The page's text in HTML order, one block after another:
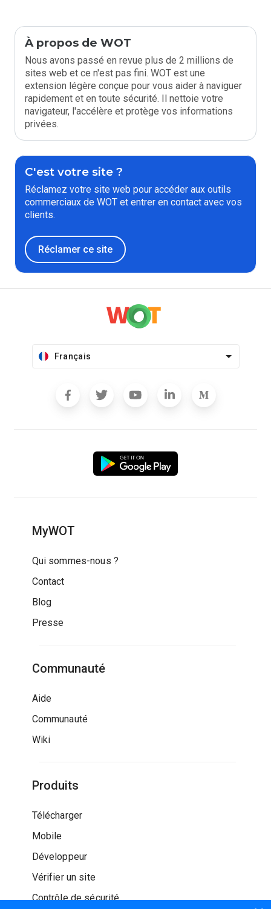
À propos de WOT
Nous avons passé en revue plus de 2 millions de
sites web et ce n'est pas fini. WOT est une
extension légère conçue pour vous aider à naviguer
rapidement et en toute sécurité. Il nettoie votre
navigateur, l'accélère et protège vos informations
privées.
C'est votre site ?
Réclamez votre site web pour accéder aux outils
commerciaux de WOT et entrer en contact avec vos
clients.
Réclamer ce site
Français
MyWOT
Qui sommes-nous ?
Contact
Blog
Presse
Communauté
Aide
Communauté
Wiki
Produits
Télécharger
Mobile
Développeur
Vérifier un site
Contrôle de sécurité